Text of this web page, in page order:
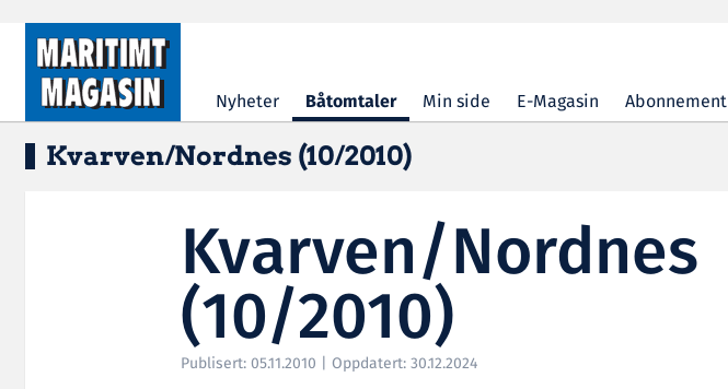
Hopp til hovedinnhold
Nyheter Båtomtaler Min side E-Magasin Abonnement
Kvarven/Nordnes (10/2010)
Kvarven/Nordnes
(10/2010)
Publisert: 05.11.2010 | Oppdatert: 30.12.2024